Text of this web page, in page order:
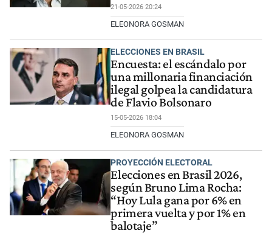
21-05-2026 20:24
ELEONORA GOSMAN
ELECCIONES EN BRASIL
Encuesta: el escándalo por
una millonaria financiación
ilegal golpea la candidatura
de Flavio Bolsonaro
15-05-2026 18:04
ELEONORA GOSMAN
PROYECCIÓN ELECTORAL
Elecciones en Brasil 2026,
según Bruno Lima Rocha:
“Hoy Lula gana por 6% en
primera vuelta y por 1% en
balotaje”